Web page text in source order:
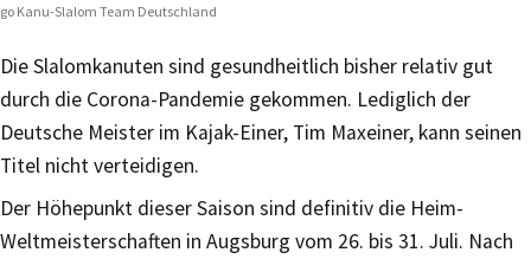
Kanu-Slalom Team Deutschland
Die Slalomkanuten sind gesundheitlich bisher relativ gut
durch die Corona-Pandemie gekommen. Lediglich der
Deutsche Meister im Kajak-Einer, Tim Maxeiner, kann seinen
Titel nicht verteidigen.
Der Höhepunkt dieser Saison sind definitiv die Heim-
Weltmeisterschaften in Augsburg vom 26. bis 31. Juli. Nach